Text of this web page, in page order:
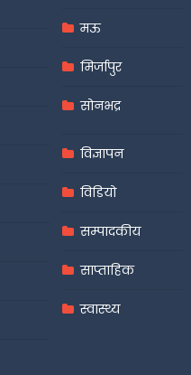
मऊ
मिर्जापुर
सोनभद्र
विज्ञापन
विडियो
सम्पादकीय
साप्ताहिक
स्वास्थ्य